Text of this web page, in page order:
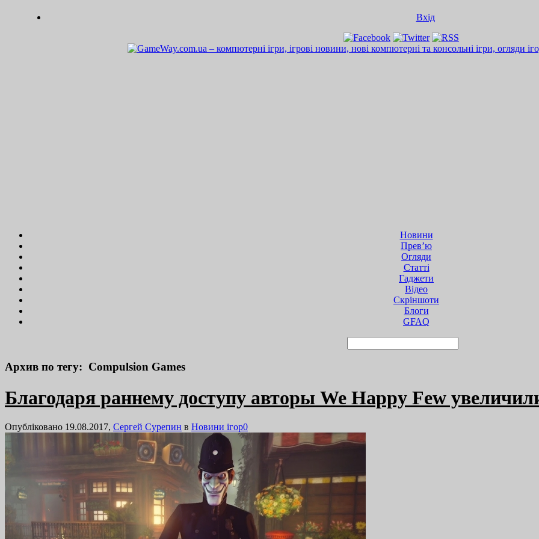
Вхід
Новини
Прев’ю
Огляди
Статті
Гаджети
Відео
Cкріншоти
Блоги
GFAQ
Архив по тегу: Compulsion Games
Благодаря раннему доступу авторы We Happy Few
Опубліковано 19.08.2017, Сергей Сурепин в Новини ігор0